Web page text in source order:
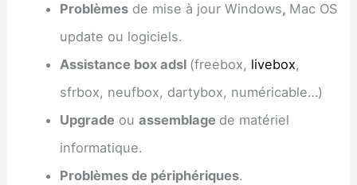
Problèmesde mise à jour Windows, Mac OS
update ou logiciels.
Assistance box adsl (freebox, livebox,
sfrbox, neufbox, dartybox, numéricable…)
Upgrade ou assemblage de matériel
informatique.
Problèmes de périphériques.